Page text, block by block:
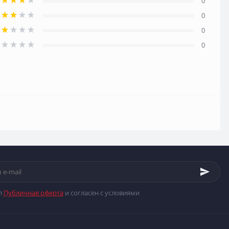
0
0
0
Публичная офертаи согласен с условиями